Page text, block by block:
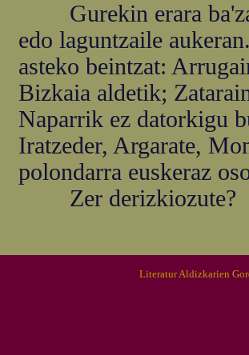
Gurekin erara
edo laguntzaile
asteko beintzat:
Bizkaia aldetik;
Naparrik ez datorkigu
Iratzeder, Argarate,
polondarra euskeraz
Zer derizkiozute?
Literatur Aldizkarien